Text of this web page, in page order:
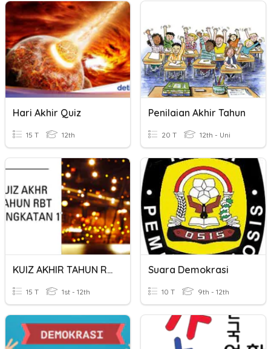
Hari Akhir Quiz
15 T 12th
Penilaian Akhir Tahun
20 T 12th - Uni
KUIZ AKHIR TAHUN RBT T1
15 T 1st - 12th
Suara Demokrasi
10 T 9th - 12th